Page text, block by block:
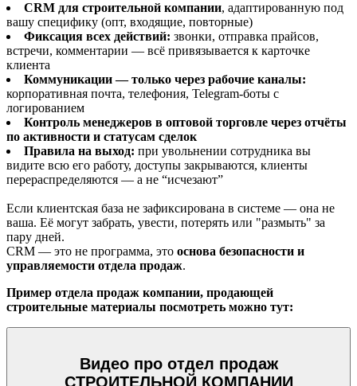
CRM для строительной компании, адаптированную под
вашу специфику (опт, входящие, повторные)
Фиксация всех действий: звонки, отправка прайсов,
встречи, комментарии — всё привязывается к карточке
клиента
Коммуникации — только через рабочие каналы:
корпоративная почта, телефония, Telegram-боты с
логированием
Контроль менеджеров в оптовой торговле через отчёты
по активности и статусам сделок
Правила на выход: при увольнении сотрудника вы
видите всю его работу, доступы закрываются, клиенты
перераспределяются — а не “исчезают”
Если клиентская база не зафиксирована в системе — она не
ваша. Её могут забрать, увести, потерять или "размыть" за
пару дней.
CRM — это не программа, это основа безопасности и
управляемости отдела продаж.
Пример отдела продаж компании, продающей
строительные материалы посмотреть можно тут:
Видео про отдел продаж
СТРОИТЕЛЬНОЙ КОМПАНИИ